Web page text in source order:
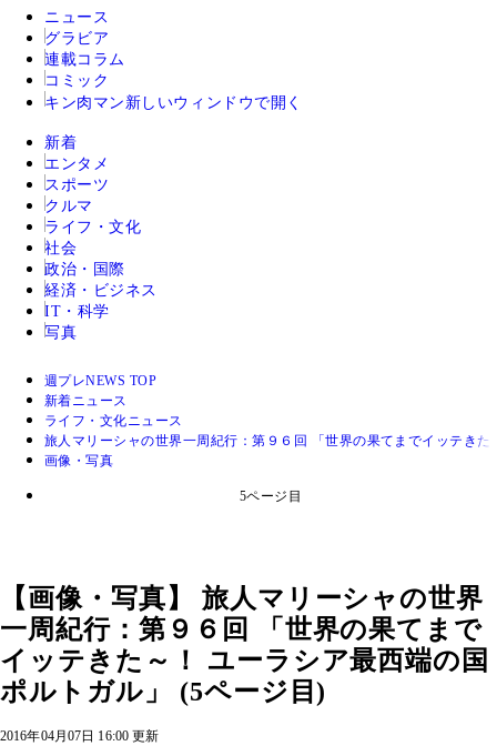
ニュース
グラビア
連載コラム
コミック
キン肉マン 新しいウィンドウで開く
新着
エンタメ
スポーツ
クルマ
ライフ・文化
社会
政治・国際
経済・ビジネス
IT・科学
写真
週プレNEWS TOP
新着ニュース
ライフ・文化ニュース
旅人マリーシャの世界一周紀行：第９６回 「世界の果てまでイッテき
画像・写真
5ページ目
【画像・写真】 旅人マリーシャの世界
一周紀行：第９６回 「世界の果てまで
イッテきた～！ ユーラシア最西端の国
ポルトガル」 (5ページ目)
2016年04月07日 16:00 更新